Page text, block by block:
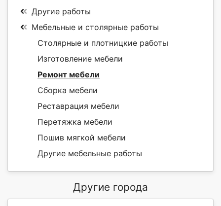
Другие работы
Мебельные и столярные работы
Столярные и плотницкие работы
Изготовление мебели
Ремонт мебели
Сборка мебели
Реставрация мебели
Перетяжка мебели
Пошив мягкой мебели
Другие мебельные работы
Другие города